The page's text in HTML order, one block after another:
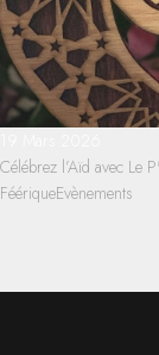
Célébrez l’Aïd avec Le
FéériqueEvènements